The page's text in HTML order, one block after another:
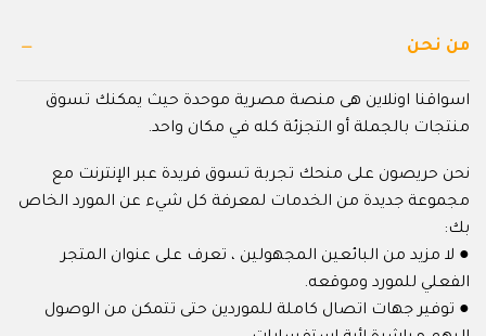
من نحن
اسواقنا اونلاين هى منصة مصرية موحدة حيث يمكنك تسوق
منتجات بالجملة أو التجزئة كله في مكان واحد.
نحن حريصون على منحك تجربة تسوق فريدة عبر الإنترنت مع
مجموعة جديدة من الخدمات لمعرفة كل شيء عن المورد الخاص
بك:
● لا مزيد من البائعين المجهولين ، تعرف على عنوان المتجر
الفعلي للمورد وموقعه.
● توفير جهات اتصال كاملة للموردين حتى تتمكن من الوصول